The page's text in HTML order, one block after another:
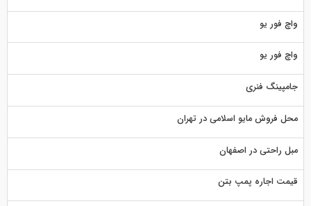
واچ فور یو
واچ فور یو
جامپینگ فنری
محل فروش مایو اسلامی در تهران
مبل راحتی در اصفهان
قیمت اجاره پمپ بتن